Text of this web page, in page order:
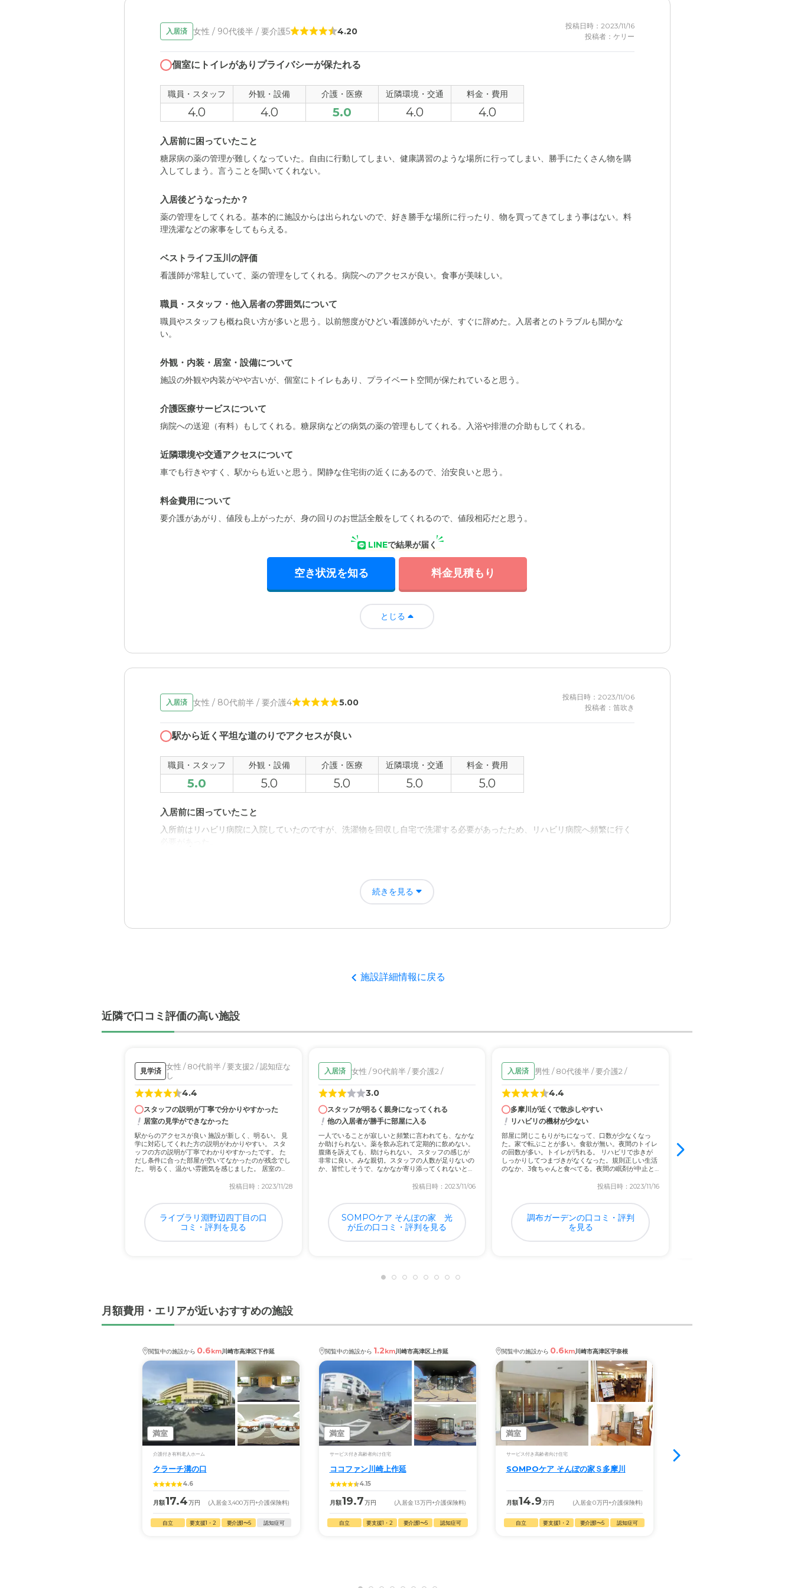
入居済 女性 / 90代後半 / 要介護5 4.20
投稿日時：2023/11/16
投稿者：ケリー
個室にトイレがありプライバシーが保たれる
職員・スタッフ 外観・設備 介護・医療 近隣環境・交通 料金・費用
4.0 4.0 5.0 4.0 4.0
入居前に困っていたこと
糖尿病の薬の管理が難しくなっていた。自由に行動してしまい、健康講習のような場所に行ってしまい、勝手にたくさん物を購
入してしまう。言うことを聞いてくれない。
入居後どうなったか？
薬の管理をしてくれる。基本的に施設からは出られないので、好き勝手な場所に行ったり、物を買ってきてしまう事はない。料
理洗濯などの家事をしてもらえる。
ベストライフ玉川の評価
看護師が常駐していて、薬の管理をしてくれる。病院へのアクセスが良い。食事が美味しい。
職員・スタッフ・他入居者の雰囲気について
職員やスタッフも概ね良い方が多いと思う。以前態度がひどい看護師がいたが、すぐに辞めた。入居者とのトラブルも聞かな
い。
外観・内装・居室・設備について
施設の外観や内装がやや古いが、個室にトイレもあり、プライベート空間が保たれていると思う。
介護医療サービスについて
病院への送迎（有料）もしてくれる。糖尿病などの病気の薬の管理もしてくれる。入浴や排泄の介助もしてくれる。
近隣環境や交通アクセスについて
車でも行きやすく、駅からも近いと思う。閑静な住宅街の近くにあるので、治安良いと思う。
料金費用について
要介護があがり、値段も上がったが、身の回りのお世話全般をしてくれるので、値段相応だと思う。
LINEで結果が届く
空き状況を知る 料金見積もり
とじる
入居済 女性 / 80代前半 / 要介護4 5.00
投稿日時：2023/11/06
投稿者：笛吹き
駅から近く平坦な道のりでアクセスが良い
職員・スタッフ 外観・設備 介護・医療 近隣環境・交通 料金・費用
5.0 5.0 5.0 5.0 5.0
入居前に困っていたこと
入所前はリハビリ病院に入院していたのですが、洗濯物を回収し自宅で洗濯する必要があったため、リハビリ病院へ頻繁に行く
来週に入所するのですが、選択肢が無く入所した体で回答しています。やはり衣類の洗濯を家族が出向いて行う必要が無いのが
ベストライフ玉川の評価
外観・内装・居室・設備について
介護医療サービスについて
施設によっては病院と個別に契約を結ぶ必要があるのですが、系列病院なのでその必要もなく、安心して医療サービスを受けら
れる気がす
近隣環境や交通アクセスについて
介護施設は交通の便が悪いところが多いが、こちらは駅から近く、坂道も無く平坦な道のりで助かる。
料金費用について
入居前の説明を受けた際、施設によってはざっくりの部分もあったが、こちらは細かく説明があり、透明感が安心できた。
続きを見る
施設詳細情報に戻る
近隣で口コミ評価の高い施設
見学済 女性 / 80代前半 / 要支援2 / 認知症な
し
4.4
スタッフの説明が丁寧で分かりやすかった
居室の見学ができなかった
駅からのアクセスが良い 施設が新しく、明るい。 見
学に対応してくれた方の説明がわかりやすい。 スタ
ッフの方の説明が丁寧でわかりやすかったです。 た
だし条件に合った部屋が空いてなかったのが残念でし
た。 明るく、温かい雰囲気を感じました。 居室の...
投稿日時：2023/11/28
ライブラリ淵野辺四丁目の口
コミ・評判を見る
入居済 女性 / 90代前半 / 要介護2 /
3.0
スタッフが明るく親身になってくれる
他の入居者が勝手に部屋に入る
一人でいることが寂しいと頻繁に言われても、なかな
か助けられない。薬を飲み忘れて定期的に飲めない。
腹痛を訴えても、助けられない。 スタッフの感じが
非常に良い。みな親切。スタッフの人数が足りないの
か、皆忙しそうで、なかなか寄り添ってくれないとこ
投稿日時：2023/11/06
SOMPOケア そんぽの家 光
が丘の口コミ・評判を見る
入居済 男性 / 80代後半 / 要介護2 /
4.4
多摩川が近くで散歩しやすい
リハビリの機材が少ない
部屋に閉じこもりがちになって、口数が少なくなっ
た。家で転ぶことが多い。食欲が無い。夜間のトイレ
の回数が多い。トイレが汚れる。 リハビリで歩きが
しっかりしてつまづきがなくなった。規則正しい生活
のなか、3食ちゃんと食べてる。夜間の眠剤が中止と
投稿日時：2023/11/16
調布ガーデンの口コミ・評判
を見る
月額費用・エリアが近いおすすめの施設
閲覧中の施設から 0.6km川崎市高津区下作延
満室
介護付き有料老人ホーム
クラーチ溝の口
4.6
月額17.4万円 (入居金3,400万円+介護保険料)
自立 要支援1・2 要介護1〜5 認知症可
閲覧中の施設から 1.2km川崎市高津区上作延
満室
サービス付き高齢者向け住宅
ココファン川崎上作延
4.15
月額19.7万円 (入居金13万円+介護保険料)
自立 要支援1・2 要介護1〜5 認知症可
閲覧中の施設から 0.6km川崎市高津区宇奈根
満室
サービス付き高齢者向け住宅
SOMPOケア そんぽの家Ｓ多摩川
月額14.9万円 (入居金0万円+介護保険料)
自立 要支援1・2 要介護1〜5 認知症可